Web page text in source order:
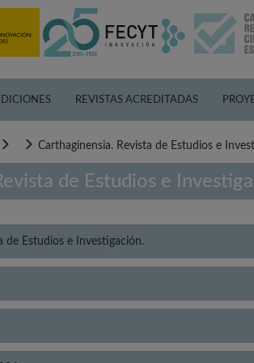
REVISTAS ACREDITADAS
Carthaginensia. Revista de Estudios e
de Estudios e
de Estudios e Investigación.